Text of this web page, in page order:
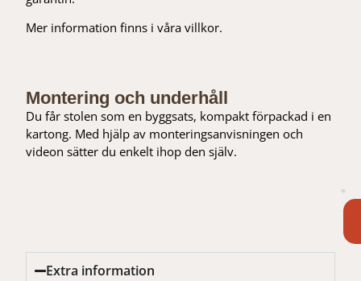
Mer information finns i våra villkor.
Montering och underhåll
Du får stolen som en byggsats, kompakt förpackad i en
kartong. Med hjälp av monteringsanvisningen och
videon sätter du enkelt ihop den själv.
Extra information